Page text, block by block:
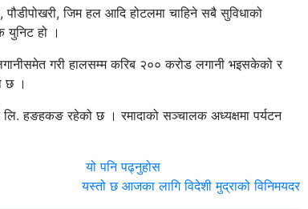
पौडीपोखरी, जिम हल आदि होटलमा चाहिने सबै सुविधाको
युनिट हो ।
गरी हालसम्म करिब २०० करोड लगानी भइसकेको र
छ ।
हङहकङ रहेको छ । रमादाको सञ्चालक अध्यक्षमा पर्यटन
यो पनि पढ्नुहोस
यस्तो छ आजका लागि विदेशी मुद्राको विनिमयदर